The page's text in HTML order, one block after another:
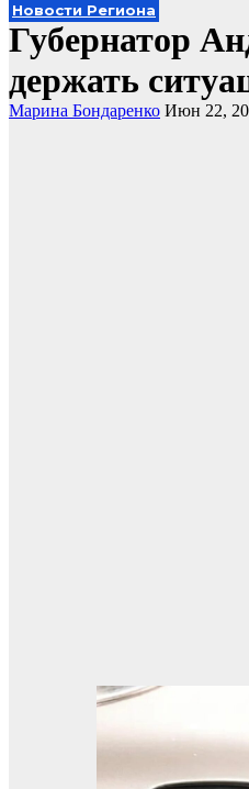
Новости Региона
Губернатор
держать
Марина Бондаренко Июн 22,